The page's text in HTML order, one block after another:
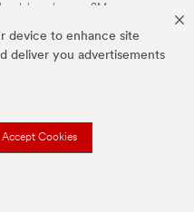
device to enhance site
deliver you advertisements
Accept Cookies
van 3M.we